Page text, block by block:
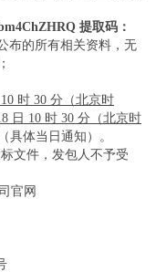
提取码：
布的所有相关资料，无
10 时 30 分（北京时
日 10 时 30 分（北京时
具体当日通知）。
文件，发包人不予受
官网